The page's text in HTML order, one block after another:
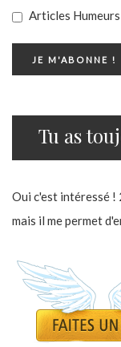
Articles Humeurs
Tu as
Oui c'est intéressé !
mais il me permet